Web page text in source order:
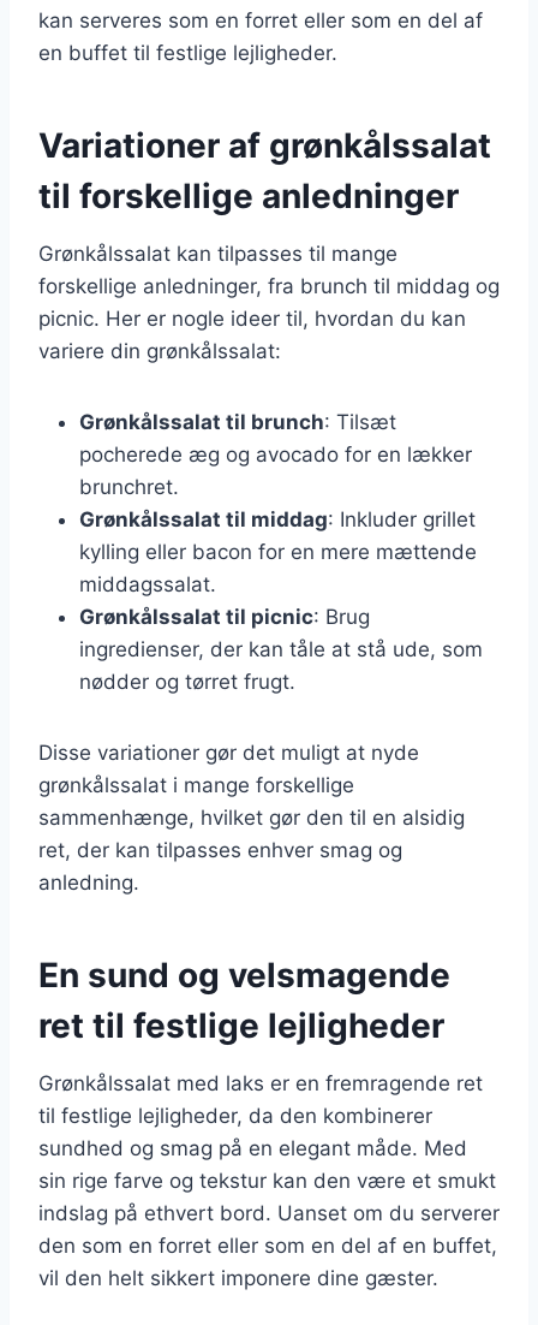
kan serveres som en forret eller som en del af
en buffet til festlige lejligheder.
Variationer af grønkålssalat
til forskellige anledninger
Grønkålssalat kan tilpasses til mange
forskellige anledninger, fra brunch til middag og
picnic. Her er nogle ideer til, hvordan du kan
variere din grønkålssalat:
Grønkålssalat til brunch: Tilsæt
pocherede æg og avocado for en lækker
brunchret.
Grønkålssalat til middag: Inkluder grillet
kylling eller bacon for en mere mættende
middagssalat.
Grønkålssalat til picnic: Brug
ingredienser, der kan tåle at stå ude, som
nødder og tørret frugt.
Disse variationer gør det muligt at nyde
grønkålssalat i mange forskellige
sammenhænge, hvilket gør den til en alsidig
ret, der kan tilpasses enhver smag og
anledning.
En sund og velsmagende
ret til festlige lejligheder
Grønkålssalat med laks er en fremragende ret
til festlige lejligheder, da den kombinerer
sundhed og smag på en elegant måde. Med
sin rige farve og tekstur kan den være et smukt
indslag på ethvert bord. Uanset om du serverer
den som en forret eller som en del af en buffet,
vil den helt sikkert imponere dine gæster.